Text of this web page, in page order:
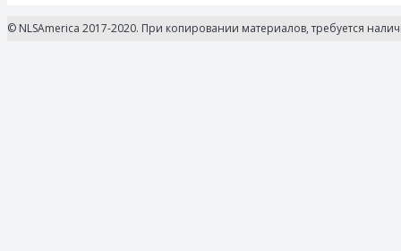
© NLSAmerica 2017-2020. При копировании материалов, требуется